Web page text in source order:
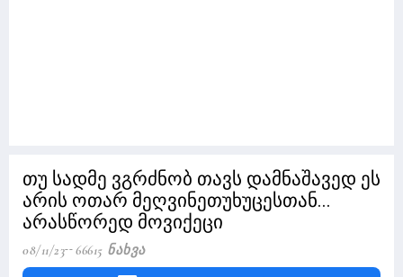
თუ სადმე ვგრძნობ თავს დამნაშავედ ეს
არის ოთარ მეღვინეთუხუცესთან...
არასწორედ მოვიქეცი
08/11/23 66615 Ნახვა